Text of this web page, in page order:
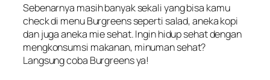
Sebenarnya masih banyak sekali yang bisa kamu
check di menu Burgreens seperti salad, aneka kopi
dan juga aneka mie sehat. Ingin hidup sehat dengan
mengkonsumsi makanan, minuman sehat?
Langsung coba Burgreens ya!